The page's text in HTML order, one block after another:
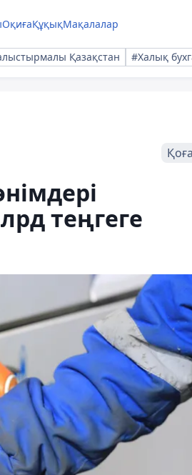
ОқиғаҚұқықМақалалар
Қазақстан #Халық
теңгеге